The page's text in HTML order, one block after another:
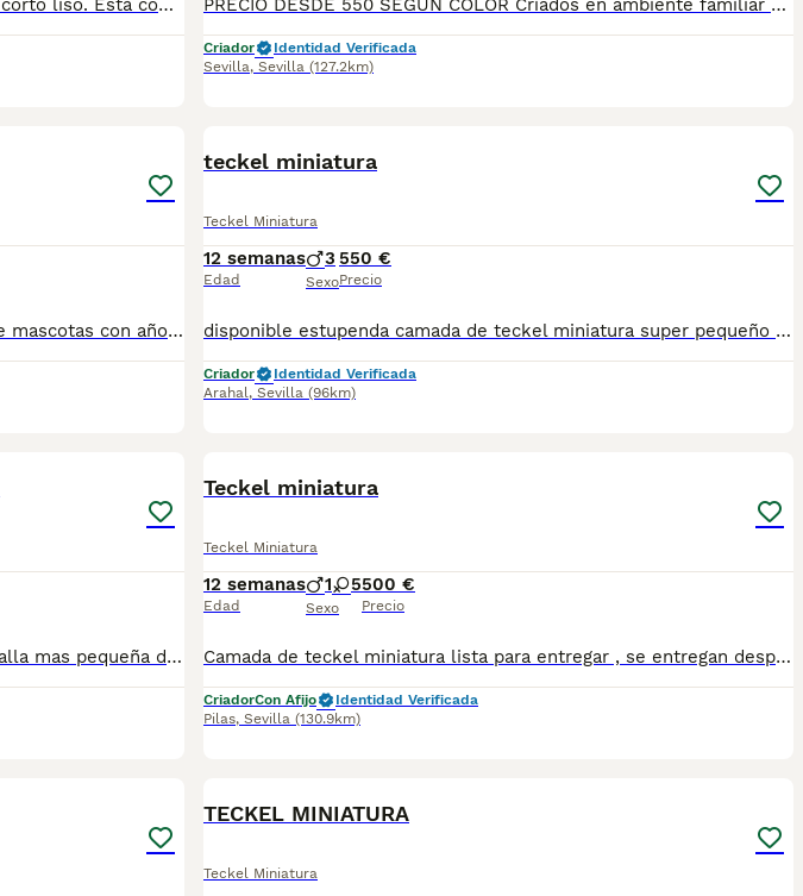
Preciosa camada de Teckels miniatura de pelo corto liso. Está compuesta por dos hembras merle/ arlequines plata y dos machos negro fuego. Nacieron la semana pasada de madre negra fuego mini y padre merle/arlequin plata. Se entregan con un mes y medio con sus vacunas y desparasitaciones. Más información 621325499 !!! EL PRECIO ES EL DE RESERVA QUE SE DESCUENTA DEL PRECIO FINAL !!! PRECIO DESDE 550 SEGÚN COLOR Criados en ambiente familiar Se entregan vacunados y desparasitados con su cartilla sanitaria y su contrato de garantía vírica y congénita Se envían a toda España con la opción de pagar contra reembolso: Madrid, Barcelona, Cádiz, Málaga, Huelva, Islas Baleares, Tarragona, Lleida, Huesca, Badajoz, Castellón, La Rioja, Granada, Córdoba, Jaén, Salamanca, Galicia, La Coruña…
Criador
Identidad Verificada
Sevilla, Sevilla (127.2km)
Cachorritos preciosos de Teckel Mini. centro de mascotas con años de experiencia. Cuidamos diariamente a nuestros cachorritos. Entregamos con Revisión Veterinaria, Factura de compra, garantía vírica, formulario de reconocimiento de raza pura, junto con su cartilla de vacunación y desparasitacion al día de la entrega. Hacemos envíos a toda la península y Baleares. Transportamos y entregamos nosotros mismos a nuestros cachorros. Posibilidad de pago contrareembolso. Para más información no dude en contactar con nosotros. TLF: 649297709. Solo atiendo wasap o tlf. Gracias
teckel miniatura
Teckel Miniatura
12 semanas
Edad
3
Sexo
550 €
Precio
disponible estupenda camada de teckel miniatura super pequeño y super bonitos con una estructura impresionante estan vacunados desparasitado y con la cartilla del veterinario hacemos envio a toda españa con posibilidad de contrarembolso cachorros criado en ambiente familiar
Criador
Identidad Verificada
Arahal, Sevilla (96km)
Espectacular camada de teckel kaninchen, la talla mas pequeña de la raza. Machos y hembras arlequín chocolate, chocolates y macho negro fuego. Precio desde 400€. Solo respondo al 667 45 21 49. Criados en ambiente familiar Y sociabilizados, se entregan con 60 dias , vacunas acordes a la edad de entrega, desparacitaciones, cartilla y revisión veterinaria.
Teckel miniatura
Teckel Miniatura
12 semanas
Edad
1 5
Sexo
500 €
Precio
Camada de teckel miniatura lista para entregar , se entregan desparasitados externa y internamente y vacunados de parvovirus y moquillo , con informe veterinario antes de la entrega , recién revisados .
CriadorCon Afijo
Identidad Verificada
Pilas, Sevilla (130.9km)
TECKEL MINIATURA
Teckel Miniatura